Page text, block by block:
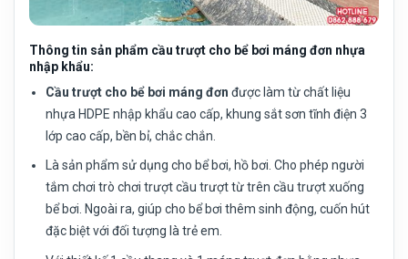
Thông tin sản phẩm cầu trượt cho bể bơi máng đơn nhựa
nhập khẩu:
Cầu trượt cho bể bơi máng đơn được làm từ chất liệu
nhựa HDPE nhập khẩu cao cấp, khung sắt sơn tĩnh điện 3
lớp cao cấp, bền bỉ, chắc chắn.
Là sản phẩm sử dụng cho bể bơi, hồ bơi. Cho phép người
tắm chơi trò chơi trượt cầu trượt từ trên cầu trượt xuống
bể bơi. Ngoài ra, giúp cho bể bơi thêm sinh động, cuốn hút
đặc biệt với đối tượng là trẻ em.